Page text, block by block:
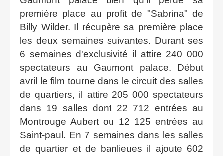
première place au profit de "Sabrina" de
Billy Wilder. Il récupère sa première place
les deux semaines suivantes. Durant ses
6 semaines d'exclusivité il attire 240 000
spectateurs au Gaumont palace. Début
avril le film tourne dans le circuit des salles
de quartiers, il attire 205 000 spectateurs
dans 19 salles dont 22 712 entrées au
Montrouge Aubert ou 12 125 entrées au
Saint-paul. En 7 semaines dans les salles
de quartier et de banlieues il ajoute 602